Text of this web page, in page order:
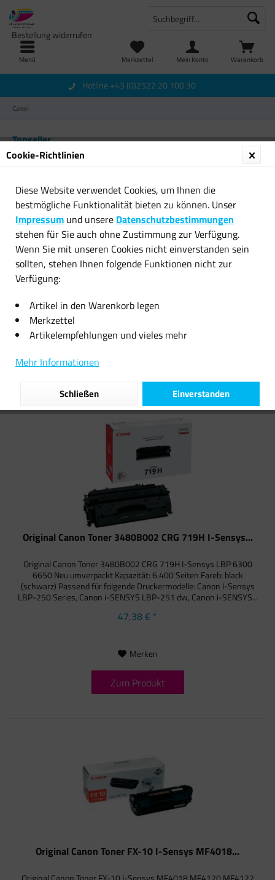
Menü Warenkorb
Merkzettel
Bestellung widerrufen
Mein Konto
Hotline +43 (0)2522 20 100 30
Canon
Topseller
Original Canon Toner
3480B002 CRG 719H I-
Sensys...
47,38 € *
Original Canon Toner FX-10 I-
Filtern
Original Canon Toner 3480B002 CRG 719H I-Sensys...
Original Canon Toner 3480B002 CRG 719H I-Sensys LBP 6300
6650 Neu umverpackt Kapazität: 6.400 Seiten Fareb: black
(schwarz) Passend für folgende Druckermodelle: Canon I-Sensys
LBP-250 Series, Canon i-SENSYS LBP-251 dw, Canon i-SENSYS...
47,38 € *
Merken
Zum Produkt
Original Canon Toner FX-10 I-Sensys MF4018...
Cookie-Richtlinien
Diese Website verwendet Cookies, um Ihnen die
bestmögliche Funktionalität bieten zu können. Unser
Impressum und unsere Datenschutzbestimmungen
stehen für Sie auch ohne Zustimmung zur Verfügung.
Wenn Sie mit unseren Cookies nicht einverstanden sein
sollten, stehen Ihnen folgende Funktionen nicht zur
Verfügung:
Artikel in den Warenkorb legen
Merkzettel
Artikelempfehlungen und vieles mehr
Mehr Informationen
Einverstanden
Schließen